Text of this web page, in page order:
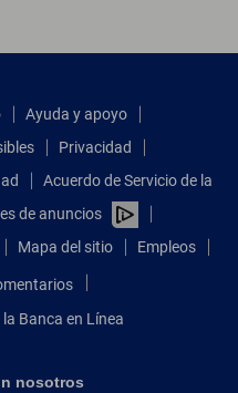
Ayuda y apoyo
Privacidad
Acuerdo de Servicio de la
de anuncios
Mapa del sitio Empleos
sus comentarios
Banca en Línea
nosotros